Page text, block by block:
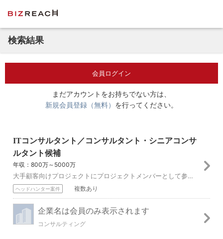
検索結果
会員ログイン
まだアカウントをお持ちでない方は、
新規会員登録（無料） を行ってください。
ITコンサルタント／コンサルタント・シニアコンサ
ルタント候補
年収：800万～5000万
大手顧客向けプロジェクトにプロジェクトメンバーとして参画し、一部領域のリードデリバリーを担当する。 ・IT戦略立案、中長期ロードマップ策定 ・クラウド基盤グラ...
ヘッドハンター案件 複数あり
企業名は会員のみ表示されます
コンサルティング